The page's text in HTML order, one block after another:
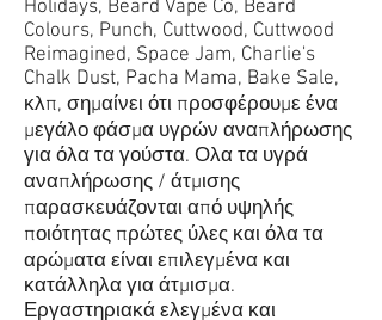
Holidays, Beard Vape Co, Beard
Colours, Punch, Cuttwood, Cuttwood
Reimagined, Space Jam, Charlie's
Chalk Dust, Pacha Mama, Bake Sale,
κλπ, σημαίνει ότι προσφέρουμε ένα
μεγάλο φάσμα υγρών αναπλήρωσης
για όλα τα γούστα. Ολα τα υγρά
αναπλήρωσης / άτμισης
παρασκευάζονται από υψηλής
ποιότητας πρώτες ύλες και όλα τα
αρώματα είναι επιλεγμένα και
κατάλληλα για άτμισμα.
Εργαστηριακά ελεγμένα και